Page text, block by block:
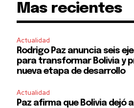
Mas recientes
Actualidad
Rodrigo Paz anuncia seis
para transformar Bolivia y
nueva etapa de desarrollo
Actualidad
Paz afirma que Bolivia dejó